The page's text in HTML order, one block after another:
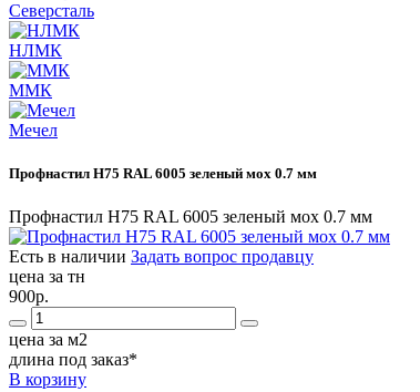
Северсталь
НЛМК
ММК
Мечел
Профнастил Н75 RAL 6005 зеленый мох 0.7 мм
Профнастил Н75 RAL 6005 зеленый мох 0.7 мм
Есть в наличии Задать вопрос продавцу
цена за тн
900р.
цена за м2
длина под заказ*
В корзину